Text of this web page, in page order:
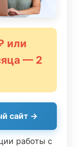
или
— 2
сайт →
работы с